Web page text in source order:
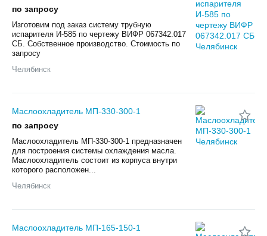
по запросу
Изготовим под заказ систему трубную
испарителя И-585 по чертежу ВИФР 067342.017
СБ. Собственное производство. Стоимость по
запросу
Челябинск
Маслоохладитель МП-330-300-1
по запросу
Маслоохладитель МП-330-300-1 предназначен
для построения системы охлаждения масла.
Маслоохладитель состоит из корпуса внутри
которого расположен...
Челябинск
Маслоохладитель МП-165-150-1